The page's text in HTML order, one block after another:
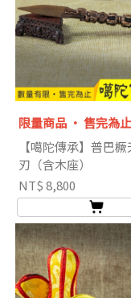
限量商品 ‧ 售完為止
【噶陀傳承】普巴
刃（含木座）
NT$ 8,800